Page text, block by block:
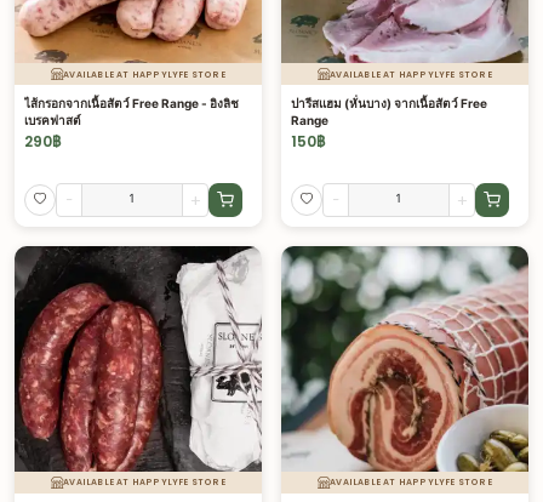
AVAILABLE AT HAPPYLYFE STORE
ไส้กรอกจากเนื้อสัตว์ Free Range - อิงลิช
เบรคฟาสต์
290฿
- +
AVAILABLE AT HAPPYLYFE STORE
ปารีสแฮม (หั่นบาง) จากเนื้อสัตว์ Free
Range
150฿
- +
AVAILABLE AT HAPPYLYFE STORE AVAILABLE AT HAPPYLYFE STORE